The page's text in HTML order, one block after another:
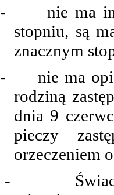
-
nie ma
stopniu, są
znacznym
-
nie ma
rodziną
dnia 9
pieczy
orzeczeniem
-